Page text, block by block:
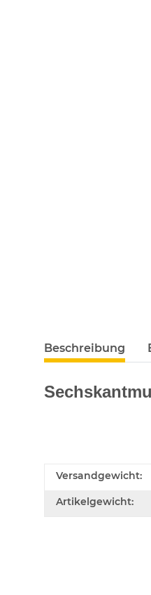
Beschreibung
Versandgewicht:
Artikelgewicht: